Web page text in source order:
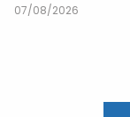
07/08/2026